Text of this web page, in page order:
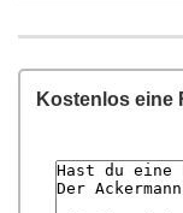
Kostenlos eine